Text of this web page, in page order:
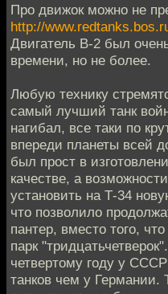
Про движок можно не
http://
Двигатель В-2 был
времени, но не более.
Любую технику
самый лучший танк
нагибал, все таки по
впереди планеты всей
был прост в
качестве, а
установить на Т-34
что позволило
пантер, вместо того,
парк
четвертому году у
танков чем у Германии.